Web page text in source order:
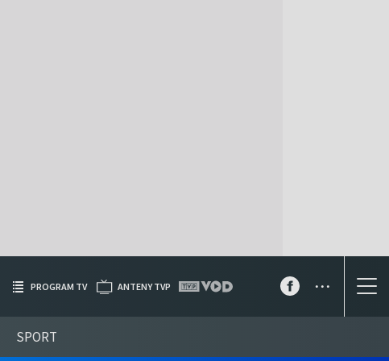
SPORT
PROGRAM TV ANTENY TVP ...